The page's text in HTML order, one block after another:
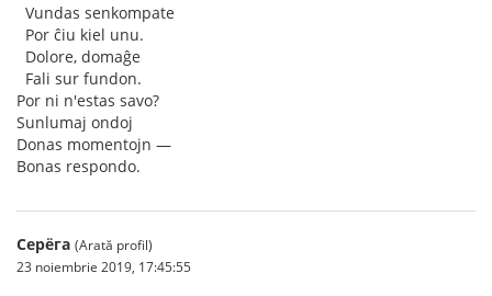
Vundas senkompate
Por ĉiu kiel unu.
Dolore, domaĝe
Fali sur fundon.
Por ni n'estas savo?
Sunlumaj ondoj
Donas momentojn —
Bonas respondo.
Серёга (Arată profil)
23 noiembrie 2019, 17:45:55